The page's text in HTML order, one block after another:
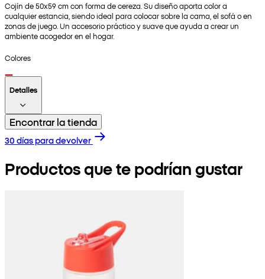
Cojín de 50x59 cm con forma de cereza. Su diseño aporta color a
cualquier estancia, siendo ideal para colocar sobre la cama, el sofá o en
zonas de juego. Un accesorio práctico y suave que ayuda a crear un
ambiente acogedor en el hogar.
Colores
Detalles
Encontrar la tienda
30 días para devolver
Productos que te podrían gustar